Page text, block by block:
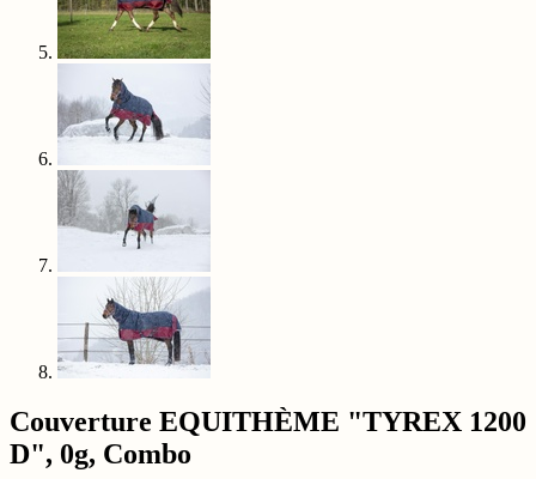
Couverture EQUITHÈME "TYREX 1200
D", 0g, Combo